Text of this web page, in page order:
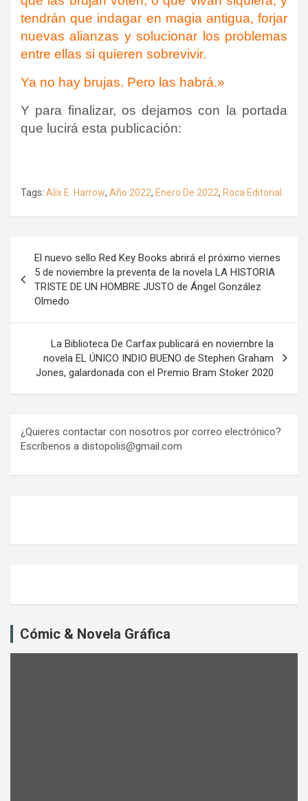
tendrán que indagar en magia antigua, forjar
nuevas alianzas y solucionar los problemas
entre ellas si quieren sobrevivir.
Ya no hay brujas. Pero las habrá.»
Y para finalizar, os dejamos con la portada
que lucirá esta publicación:
Tags: Alix E. Harrow, Año 2022, Enero De 2022, Roca Editorial
entradas
El nuevo sello Red Key Books abrirá el próximo viernes
5 de noviembre la preventa de la novela LA HISTORIA
TRISTE DE UN HOMBRE JUSTO de Ángel González
Olmedo
La Biblioteca De Carfax publicará en noviembre la
novela EL ÚNICO INDIO BUENO de Stephen Graham
Jones, galardonada con el Premio Bram Stoker 2020
¿Quieres contactar con nosotros por correo electrónico?
Escríbenos a distopolis@gmail.com
Cómic & Novela Gráfica